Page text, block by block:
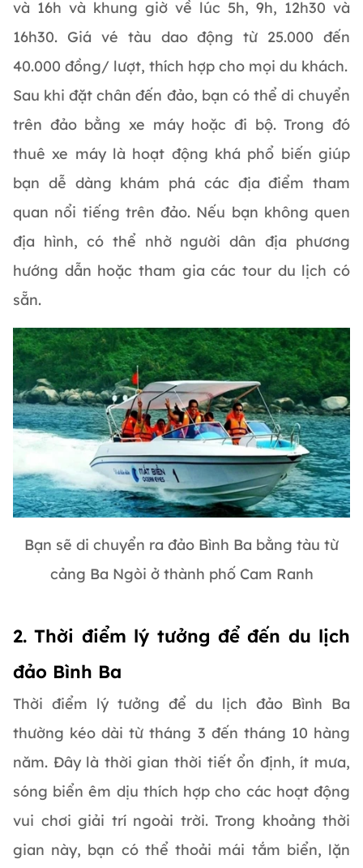
và 16h và khung giờ về lúc 5h, 9h, 12h30 và
16h30. Giá vé tàu dao động từ 25.000 đến
40.000 đồng/ lượt, thích hợp cho mọi du khách.
Sau khi đặt chân đến đảo, bạn có thể di chuyển
trên đảo bằng xe máy hoặc đi bộ. Trong đó
thuê xe máy là hoạt động khá phổ biến giúp
bạn dễ dàng khám phá các địa điểm tham
quan nổi tiếng trên đảo. Nếu bạn không quen
địa hình, có thể nhờ người dân địa phương
hướng dẫn hoặc tham gia các tour du lịch có
sẵn.
Bạn sẽ di chuyển ra đảo Bình Ba bằng tàu từ
cảng Ba Ngòi ở thành phố Cam Ranh
2. Thời điểm lý tưởng để đến du lịch
đảo Bình Ba
Thời điểm lý tưởng để du lịch đảo Bình Ba
thường kéo dài từ tháng 3 đến tháng 10 hàng
năm. Đây là thời gian thời tiết ổn định, ít mưa,
sóng biển êm dịu thích hợp cho các hoạt động
vui chơi giải trí ngoài trời. Trong khoảng thời
gian này, bạn có thể thoải mái tắm biển, lặn